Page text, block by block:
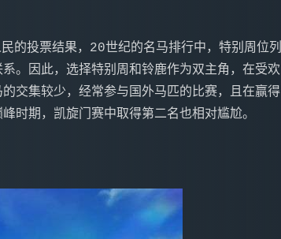
。因此，选择特别周和铃鹿作为双主角，在受欢
交集较少，经常参与国外马匹的比赛，且在赢得